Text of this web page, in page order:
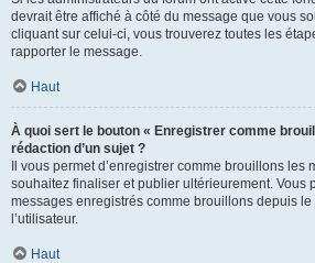
devrait être affiché à côté du message que vous
cliquant sur celui-ci, vous trouverez toutes les
rapporter le message.
Haut
À quoi sert le bouton « Enregistrer comme
rédaction d’un sujet ?
Il vous permet d’enregistrer comme brouillons les
souhaitez finaliser et publier ultérieurement. Vous
messages enregistrés comme brouillons depuis
l’utilisateur.
Haut